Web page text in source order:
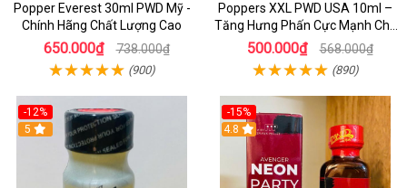
Popper Everest 30ml PWD Mỹ -
Chính Hãng Chất Lượng Cao
650.000₫ 738.000₫
(900)
Poppers XXL PWD USA 10ml –
Tăng Hưng Phấn Cực Mạnh Cho
Top Bot Khi Yêu
500.000₫ 568.000₫
(890)
-12%
5
-15%
4.8